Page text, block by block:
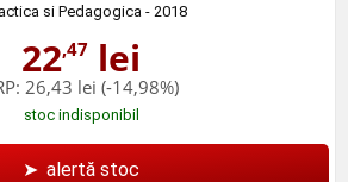
si Pedagogica - 2018
22,47 lei
26,43 lei (-14,98%)
stoc indisponibil
➤ alertă stoc